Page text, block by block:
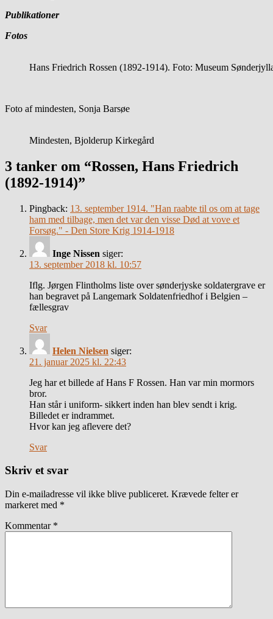
Publikationer
Fotos
Hans Friedrich Rossen (1892-1914). Foto: Museum
Foto af mindesten, Sonja Barsøe
Mindesten, Bjolderup Kirkegård
3 tanker om “Rossen, Hans Friedrich
(1892-1914)”
Pingback: 13. september 1914. "Han raabte til os om at tage
ham med tilbage, men det var den visse Død at vove et
Forsøg." - Den Store Krig 1914-1918
Inge Nissen siger:
13. september 2018 kl. 10:57
Iflg. Jørgen Flintholms liste over sønderjyske soldatergrave er
han begravet på Langemark Soldatenfriedhof i Belgien –
fællesgrav
Svar
Helen Nielsen siger:
21. januar 2025 kl. 22:43
Jeg har et billede af Hans F Rossen. Han var min mormors
bror.
Han står i uniform- sikkert inden han blev sendt i krig.
Billedet er indrammet.
Hvor kan jeg aflevere det?
Svar
Skriv et svar
Din e-mailadresse vil ikke blive publiceret. Krævede felter er
markeret med *
Kommentar *